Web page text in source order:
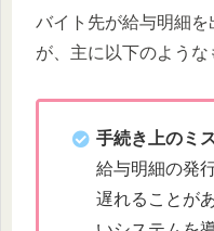
バイト先が給与明細
が、主に以下のような
手続き上のミ
給与明細の発
遅れることが